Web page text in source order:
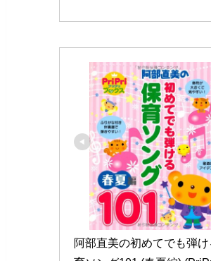
阿部直美の初めてでも弾け